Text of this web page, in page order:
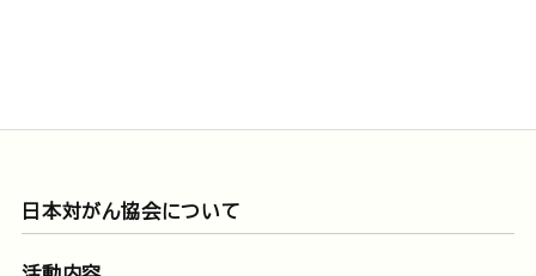
日本対がん協会について